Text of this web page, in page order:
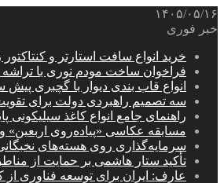
۱۴۰۵/۰۵/۱۶
خبر فوری
خرید انواع سافت استارتر و
فراخوان ساخت مودم نوری با
انواع قاب بندی دیوار با گچبری
سه تصمیم راهبردی دولت برای
راهنمای جامع انواع کاغذ
مسابقه عکاسی «پیاده‌روی اربعین»
سرمایه‌گذاری روی هسته‌های نخبگانی هوش
تأکید ستار هاشمی بر حمایت از
عارف: ایران برای توسعه فناوری